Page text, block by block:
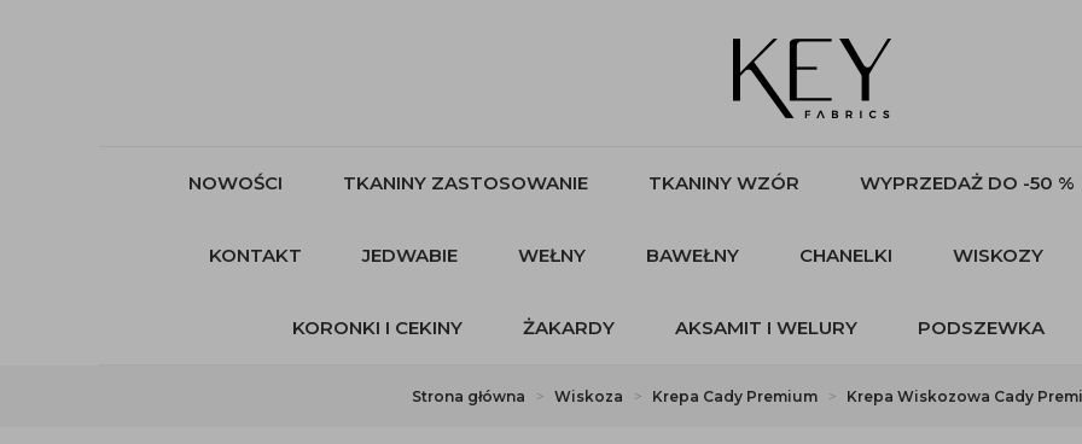
NOWOŚCI TKANINY ZASTOSOWANIE TKANINY WZÓR WYPRZEDAŻ DO -50 %
KONTAKT JEDWABIE WEŁNY BAWEŁNY CHANELKI WISKOZY
KORONKI I CEKINY ŻAKARDY AKSAMIT I WELURY PODSZEWKA
Strona główna Wiskoza Krepa Cady Premium Krepa Wiskozowa Cady